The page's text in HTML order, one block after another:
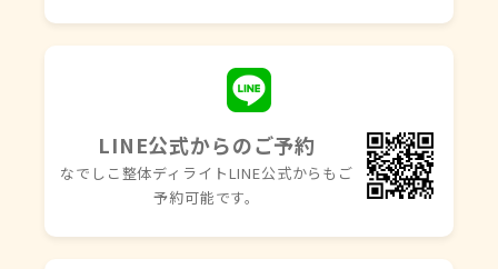
LINE公式からのご予約
なでしこ整体ディライトLINE公式からもご
予約可能です。